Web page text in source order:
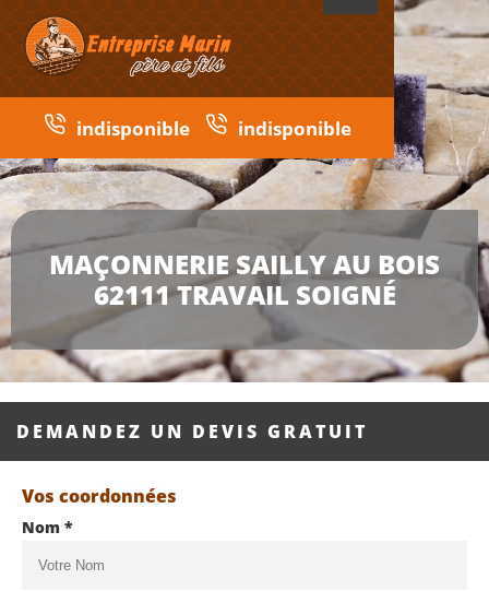
indisponible indisponible
MAÇONNERIE SAILLY AU BOIS
62111 TRAVAIL SOIGNÉ
DEMANDEZ UN DEVIS GRATUIT
Vos coordonnées
Nom *